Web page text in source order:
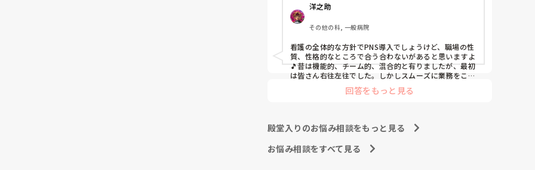
色々な病棟に入院したことのある患者さんも、「(私が
異動する前の病棟の方が)新人が患者から見てもよく動
けてたよ」と言っていました。
現病棟はPNSだけれども、結局は忙しくて、新人の面
倒を見てられず、清潔ケアや単純に点滴を繋げてくる
など、簡単な仕事しか新人にさせていませんでした。
PNSを廃止した病棟では、イベントは必ずと言ってい
いほど新人に担当させて、指導者やリーダーが責任持
って指導することで、新人ができることがどんどん増
患者14人とか受け持つことも当たり前な感じです。
朝の情報収集にも時間がかかり、結果、患者のことが
わからないという状況になります。新人も放置される
洋之助
その他の科, 一般病院
看護の全体的な方針でPNS導入でしょうけど、職場の性
質、性格的なところで合う合わないがあると思いますよ
🎵昔は機能的、チーム的、混合的と有りましたが、最初
は皆さん右往左往でした。しかしスムーズに業務をこな
してましたよ。勿論、指導する事も😉🆗✨でしたよ🎵ど
うしてもPNSの導入なら皆さんと意見交換を行うべきと
に業務をこなしている人もいます。意欲的でない新人も
昔からいますのでね🎵とどのつまり看護師が自分の仕事
で、昔は良かったよしか言えませんが、今と比べると個
回答をもっと見る
殿堂入りのお悩み相談をもっと見る
お悩み相談をすべて見る